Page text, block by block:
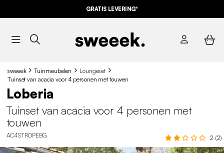
GRATIS LEVERING*
sweeek Tuinmeubelen
Loungeset
Tuinset van acacia voor 4 personen met touwen
Loberia
Tuinset van acacia voor 4 personen met
touwen
AC4STROPEBG 2 (2)